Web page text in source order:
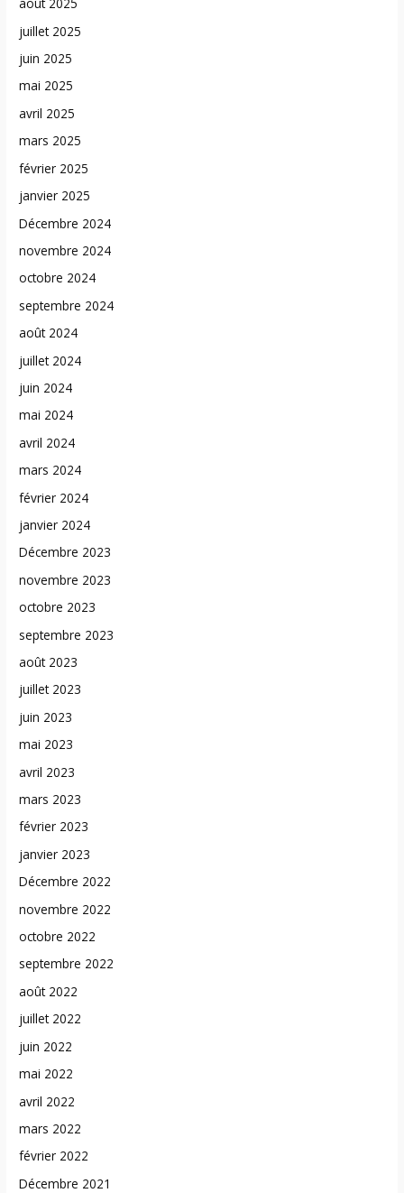
juillet 2025
juin 2025
mai 2025
avril 2025
mars 2025
février 2025
janvier 2025
Décembre 2024
novembre 2024
octobre 2024
septembre 2024
août 2024
juillet 2024
juin 2024
mai 2024
avril 2024
mars 2024
février 2024
janvier 2024
Décembre 2023
novembre 2023
octobre 2023
septembre 2023
août 2023
juillet 2023
juin 2023
mai 2023
avril 2023
mars 2023
février 2023
janvier 2023
Décembre 2022
novembre 2022
octobre 2022
septembre 2022
août 2022
juillet 2022
juin 2022
mai 2022
avril 2022
mars 2022
février 2022
Décembre 2021